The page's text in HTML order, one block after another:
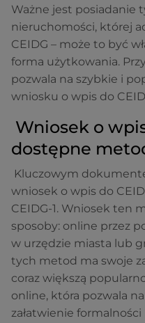
Ważne jest posiadanie
nieruchomości, której
CEIDG – może to być
forma użytkowania.
pozwala na szybkie i
wniosku o wpis do
Wniosek o
dostępne
Kluczowym
wniosek o wpis do
CEIDG-1. Wniosek ten
sposoby: online przez
w urzędzie miasta lub
tych metod ma swoje
coraz większą
online, która pozwala
załatwienie